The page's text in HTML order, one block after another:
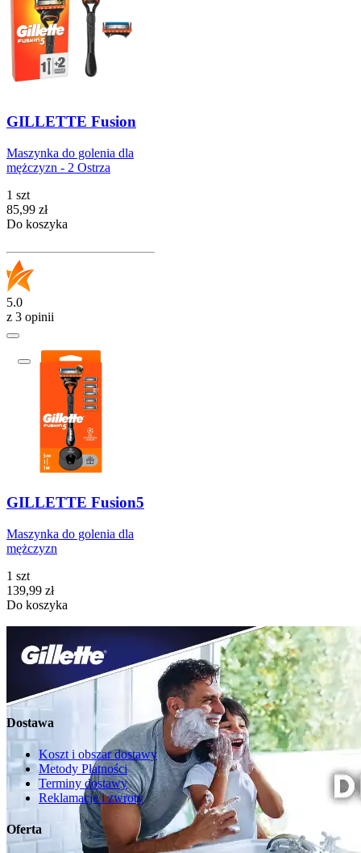
GILLETTE Fusion
Maszynka do golenia dla
mężczyzn - 2 Ostrza
1 szt
Cena
85,99 zł
Do koszyka
5.0
z 3 opinii
GILLETTE Fusion5
Maszynka do golenia dla
mężczyzn
1 szt
Cena
139,99 zł
Do koszyka
Dostawa
Koszt i obszar dostawy
Metody Płatności
Terminy dostawy
Reklamacje i zwroty
Oferta